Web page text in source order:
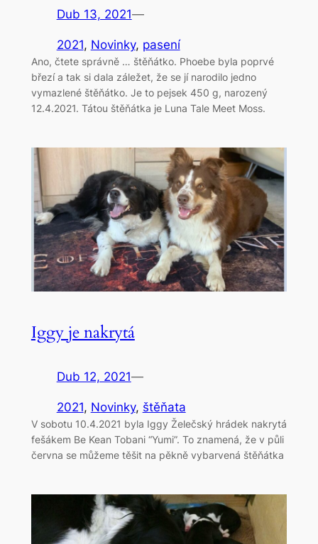
Dub 13, 2021—
2021, Novinky, pasení
Ano, čtete správně … štěňátko. Phoebe byla poprvé
březí a tak si dala záležet, že se jí narodilo jedno
vymazlené štěňátko. Je to pejsek 450 g, narozený
12.4.2021. Tátou štěňátka je Luna Tale Meet Moss.
Iggy je nakrytá
Dub 12, 2021—
2021, Novinky, štěňata
V sobotu 10.4.2021 byla Iggy Želečský hrádek nakrytá
fešákem Be Kean Tobani “Yumi”. To znamená, že v půli
června se můžeme těšit na pěkně vybarvená štěňátka